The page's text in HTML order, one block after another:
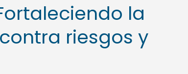
la
riesgos y